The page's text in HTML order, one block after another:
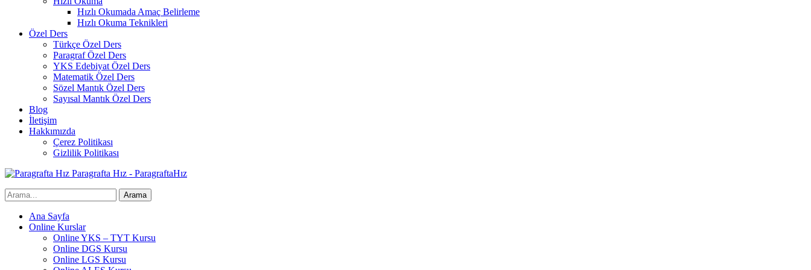
Hızlı Okumada Amaç Belirleme
Hızlı Okuma Teknikleri
Özel Ders
Türkçe Özel Ders
Paragraf Özel Ders
YKS Edebiyat Özel Ders
Matematik Özel Ders
Sözel Mantık Özel Ders
Sayısal Mantık Özel Ders
Blog
İletişim
Hakkımızda
Çerez Politikası
Gizlilik Politikası
Paragrafta Hız - ParagraftaHız
Ana Sayfa
Online Kurslar
Online YKS – TYT Kursu
Online DGS Kursu
Online LGS Kursu